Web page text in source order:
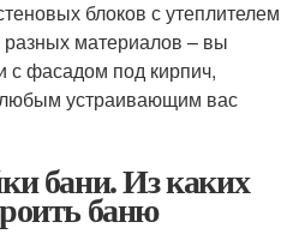
блоков с утеплителем
материалов – вы
с фасадом под кирпич,
устраивающим вас
бани. Из каких
баню